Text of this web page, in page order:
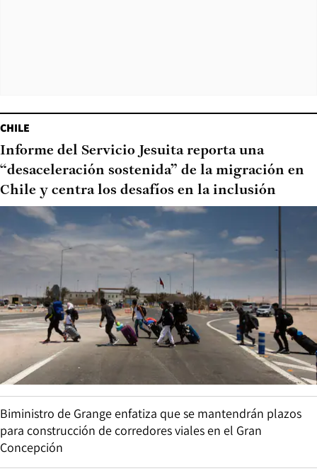
CHILE
Informe del Servicio Jesuita reporta una
“desaceleración sostenida” de la migración en
Chile y centra los desafíos en la inclusión
Biministro de Grange enfatiza que se mantendrán plazos
para construcción de corredores viales en el Gran
Concepción